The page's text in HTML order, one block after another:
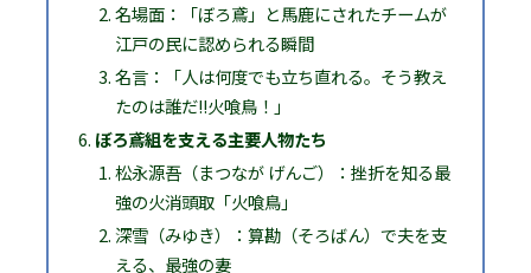
名場面：「ぼろ鳶」と馬鹿にされたチームが
江戸の民に認められる瞬間
名言：「人は何度でも立ち直れる。そう教え
たのは誰だ!!火喰鳥！」
ぼろ鳶組を支える主要人物たち
松永源吾（まつなが げんご）：挫折を知る最
強の火消頭取「火喰鳥」
深雪（みゆき）：算勘（そろばん）で夫を支
える、最強の妻